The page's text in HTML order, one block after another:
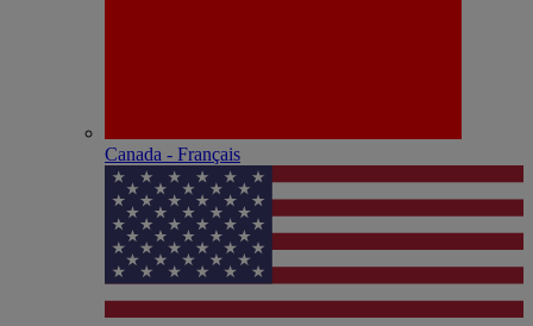
Canada - Français